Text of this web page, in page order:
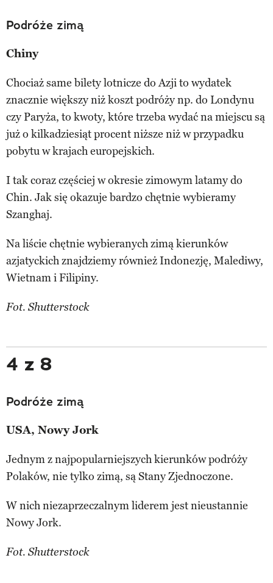
Podróże zimą
Chiny
Chociaż same bilety lotnicze do Azji to wydatek
znacznie większy niż koszt podróży np. do Londynu
czy Paryża, to kwoty, które trzeba wydać na miejscu są
już o kilkadziesiąt procent niższe niż w przypadku
pobytu w krajach europejskich.
I tak coraz częściej w okresie zimowym latamy do
Chin. Jak się okazuje bardzo chętnie wybieramy
Szanghaj.
Na liście chętnie wybieranych zimą kierunków
azjatyckich znajdziemy również Indonezję, Malediwy,
Wietnam i Filipiny.
Fot. Shutterstock
4 z 8
Podróże zimą
USA, Nowy Jork
Jednym z najpopularniejszych kierunków podróży
Polaków, nie tylko zimą, są Stany Zjednoczone.
W nich niezaprzeczalnym liderem jest nieustannie
Nowy Jork.
Fot. Shutterstock